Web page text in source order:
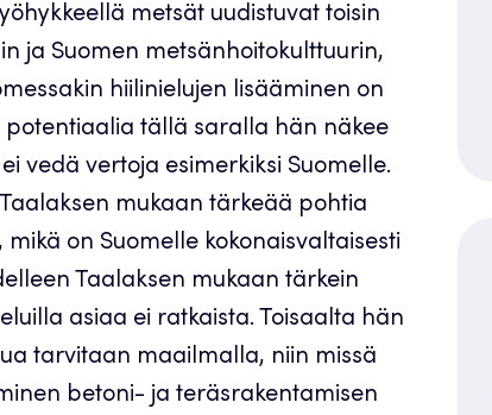
metsät uudistuvat toisin
ja Suomen metsänhoitokulttuurin,
hiilinielujen lisääminen on
tällä saralla hän näkee
vedä vertoja esimerkiksi Suomelle.
mukaan tärkeää pohtia
on Suomelle kokonaisvaltaisesti
Taalaksen mukaan tärkein
asiaa ei ratkaista. Toisaalta hän
tarvitaan maailmalla, niin missä
betoni- ja teräsrakentamisen